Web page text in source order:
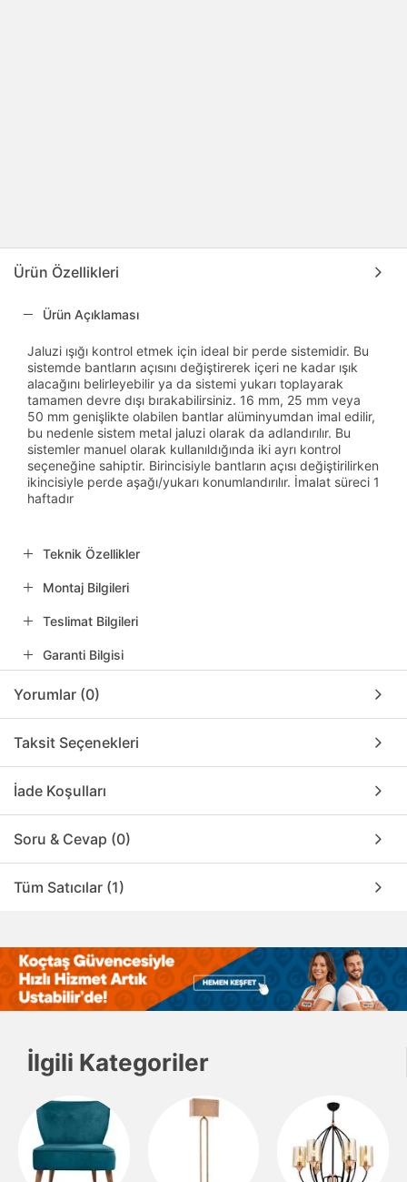
Ürün Özellikleri
Ürün Açıklaması
Jaluzi ışığı kontrol etmek için ideal bir perde sistemidir. Bu
sistemde bantların açısını değiştirerek içeri ne kadar ışık
alacağını belirleyebilir ya da sistemi yukarı toplayarak
tamamen devre dışı bırakabilirsiniz. 16 mm, 25 mm veya
50 mm genişlikte olabilen bantlar alüminyumdan imal edilir,
bu nedenle sistem metal jaluzi olarak da adlandırılır. Bu
sistemler manuel olarak kullanıldığında iki ayrı kontrol
seçeneğine sahiptir. Birincisiyle bantların açısı değiştirilirken
ikincisiyle perde aşağı/yukarı konumlandırılır. İmalat süreci 1
haftadır
Teknik Özellikler
Montaj Bilgileri
Teslimat Bilgileri
Garanti Bilgisi
Yorumlar (0)
Taksit Seçenekleri
İade Koşulları
Soru & Cevap (0)
Tüm Satıcılar (1)
İlgili Kategoriler